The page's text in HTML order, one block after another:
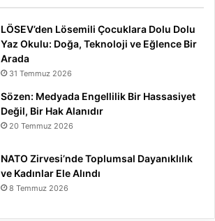
LÖSEV’den Lösemili Çocuklara Dolu Dolu
Yaz Okulu: Doğa, Teknoloji ve Eğlence Bir
Arada
31 Temmuz 2026
Sözen: Medyada Engellilik Bir Hassasiyet
Değil, Bir Hak Alanıdır
20 Temmuz 2026
NATO Zirvesi’nde Toplumsal Dayanıklılık
ve Kadınlar Ele Alındı
8 Temmuz 2026